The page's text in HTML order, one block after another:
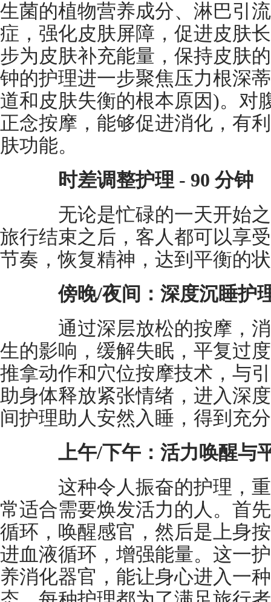
生菌的植物营养成分、淋巴引
症，强化皮肤屏障，促进皮肤
步为皮肤补充能量，保持皮肤
钟的护理进一步聚焦压力根深
道和皮肤失衡的根本原因)。对
正念按摩，能够促进消化，有
肤功能。
时差调整护理 - 90 分钟
无论是忙碌的一天开始之
旅行结束之后，客人都可以享
节奏，恢复精神，达到平衡的
傍晚/夜间：深度沉睡护
通过深层放松的按摩，消
生的影响，缓解失眠，平复过
推拿动作和穴位按摩技术，与
助身体释放紧张情绪，进入深
间护理助人安然入睡，得到充
上午/下午：活力唤醒与
这种令人振奋的护理，重
常适合需要焕发活力的人。首
循环，唤醒感官，然后是上身
进血液循环，增强能量。这一
养消化器官，能让身心进入一